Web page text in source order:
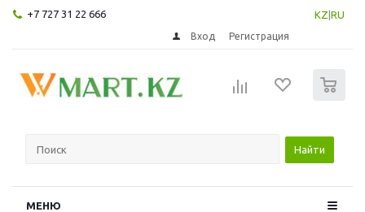
+7 727 31 22 666 KZ RU
Вход Регистрация
Найти
МЕНЮ